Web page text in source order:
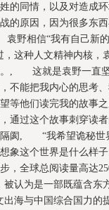
的同情，以及对造成
的原因，因为很多东
野相信“我有自己新的
，这种人文精神内核，
。, 这就是袁野一直坚
不能把我内心的思考
等他们读完我的故事
通过这个故事刺穿读
阂, “我希望诡秘世
象这个世界是什么样
，全球总阅读量高达
被认为是一部既蕴含
出海与中国综合国力的